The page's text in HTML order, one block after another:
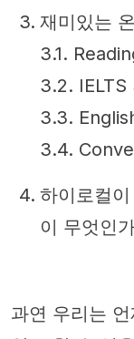
재미있는
3.1.
3.2. IELTS
3.3.
3.4.
하이로컬
이 무엇인
과연 우리는